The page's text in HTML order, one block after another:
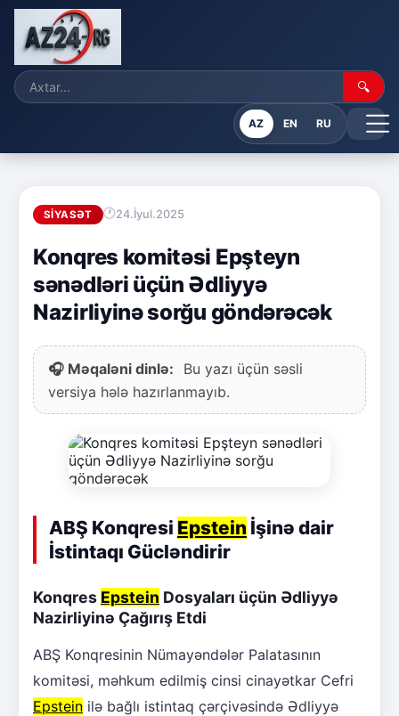
🔍
AZ EN RU
SIYASƏT 24.İyul.2025
Konqres komitəsi Epşteyn
sənədləri üçün Ədliyyə
Nazirliyinə sorğu göndərəcək
🎧 Məqaləni dinlə:
Bu yazı üçün səsli
versiya hələ hazırlanmayıb.
ABŞ Konqresi Epstein İşinə dair
İstintaqı Gücləndirir
Konqres Epstein Dosyaları üçün Ədliyyə
Nazirliyinə Çağırış Etdi
ABŞ Konqresinin Nümayəndələr Palatasının
komitəsi, məhkum edilmiş cinsi cinayətkar Cefri
Epstein ilə bağlı istintaq çərçivəsində Ədliyyə